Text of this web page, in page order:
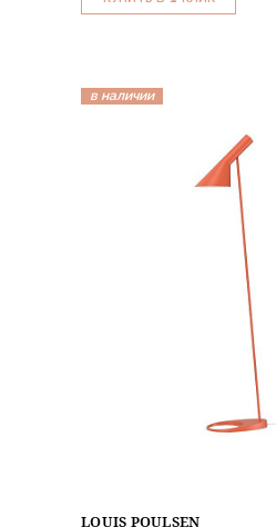
в наличии
LOUIS POULSEN